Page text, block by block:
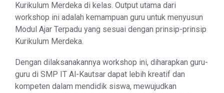
Kurikulum Merdeka di kelas. Output utama dari
workshop ini adalah kemampuan guru untuk menyusun
Modul Ajar Terpadu yang sesuai dengan prinsip-prinsip
Kurikulum Merdeka.
Dengan dilaksanakannya workshop ini, diharapkan guru-
guru di SMP IT Al-Kautsar dapat lebih kreatif dan
kompeten dalam mendidik siswa, mewujudkan